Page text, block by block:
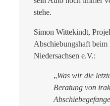
stehe.
Simon Wittekindt,
Abschiebungshaft
Niedersachsen e.V.:
„Was wir die
Beratung von